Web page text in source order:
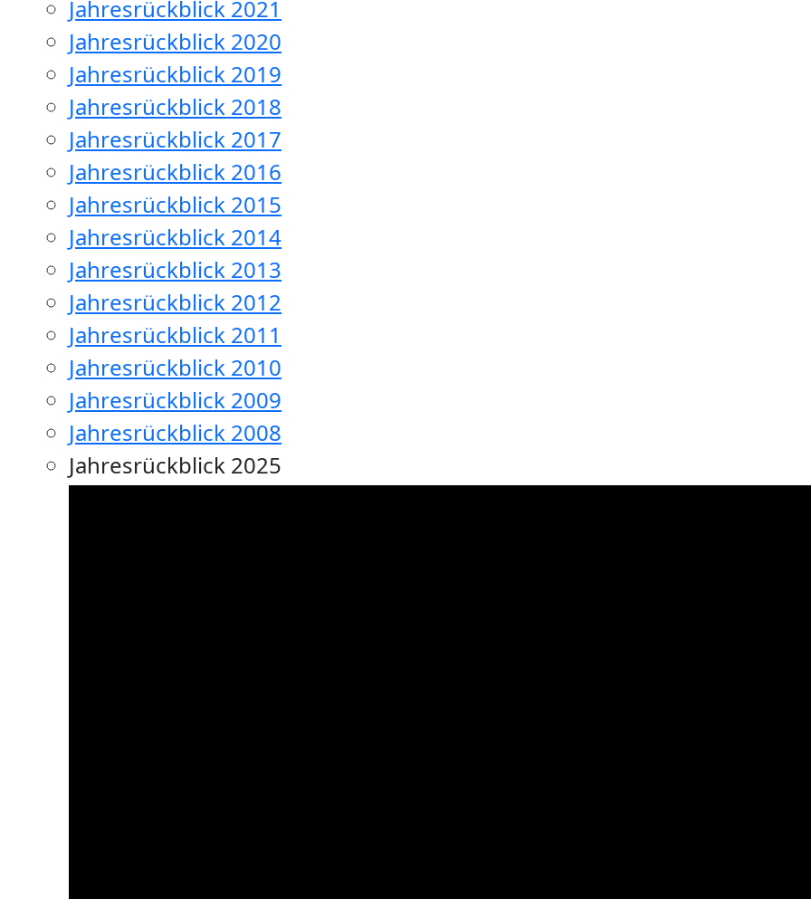
Jahresrückblick 2021
Jahresrückblick 2020
Jahresrückblick 2019
Jahresrückblick 2018
Jahresrückblick 2017
Jahresrückblick 2016
Jahresrückblick 2015
Jahresrückblick 2014
Jahresrückblick 2013
Jahresrückblick 2012
Jahresrückblick 2011
Jahresrückblick 2010
Jahresrückblick 2009
Jahresrückblick 2008
Jahresrückblick 2025